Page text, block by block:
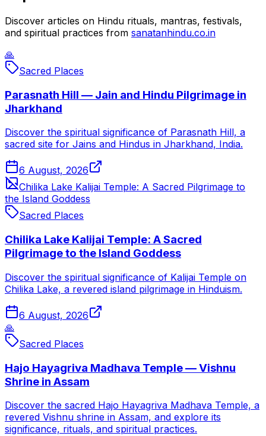
Discover articles on Hindu rituals, mantras, festivals,
and spiritual practices from sanatanhindu.co.in
🙏
Sacred Places
Parasnath Hill — Jain and Hindu Pilgrimage in
Jharkhand
Discover the spiritual significance of Parasnath Hill, a
sacred site for Jains and Hindus in Jharkhand, India.
6 August, 2026
Chilika Lake Kalijai Temple: A Sacred Pilgrimage to
the Island Goddess
Sacred Places
Chilika Lake Kalijai Temple: A Sacred
Pilgrimage to the Island Goddess
Discover the spiritual significance of Kalijai Temple on
Chilika Lake, a revered island pilgrimage in Hinduism.
6 August, 2026
🙏
Sacred Places
Hajo Hayagriva Madhava Temple — Vishnu
Shrine in Assam
Discover the sacred Hajo Hayagriva Madhava Temple, a
revered Vishnu shrine in Assam, and explore its
significance, rituals, and spiritual practices.